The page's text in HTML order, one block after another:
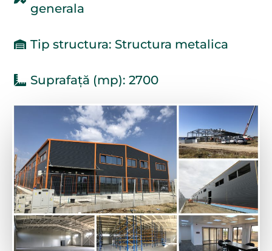
generala
Tip structura: Structura metalica
Suprafață (mp): 2700